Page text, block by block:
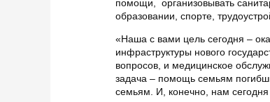
помощи, организовывать
образовании, спорте,
«Наша с вами цель сегодня –
инфраструктуры нового
вопросов, и медицинское
задача – помощь семьям
семьям. И, конечно, нам